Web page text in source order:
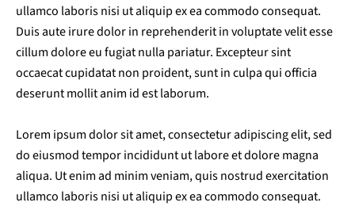
ullamco laboris nisi ut aliquip ex ea commodo consequat.
Duis aute irure dolor in reprehenderit in voluptate velit esse
cillum dolore eu fugiat nulla pariatur. Excepteur sint
occaecat cupidatat non proident, sunt in culpa qui officia
deserunt mollit anim id est laborum.
Lorem ipsum dolor sit amet, consectetur adipiscing elit, sed
do eiusmod tempor incididunt ut labore et dolore magna
aliqua. Ut enim ad minim veniam, quis nostrud exercitation
ullamco laboris nisi ut aliquip ex ea commodo consequat.